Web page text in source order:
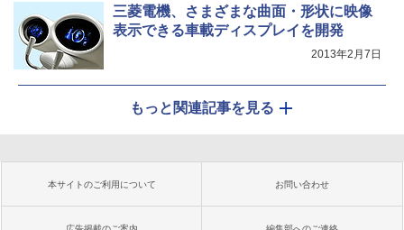
三菱電機、さまざまな曲面・形状に映像
表示できる車載ディスプレイを開発
2013年2月7日
もっと関連記事を見る
本サイトのご利用について お問い合わせ